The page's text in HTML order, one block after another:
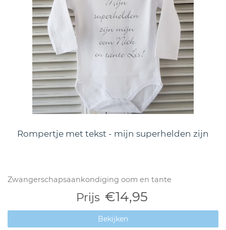
Rompertje met tekst - mijn superhelden zijn
Zwangerschapsaankondiging oom en tante
Prijs €14,95
Bekijken